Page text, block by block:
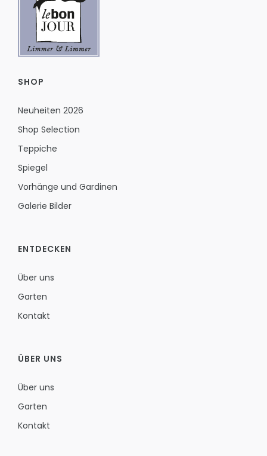
SHOP
Neuheiten 2026
Shop Selection
Teppiche
Spiegel
Vorhänge und Gardinen
Galerie Bilder
ENTDECKEN
Über uns
Garten
Kontakt
ÜBER UNS
Über uns
Garten
Kontakt